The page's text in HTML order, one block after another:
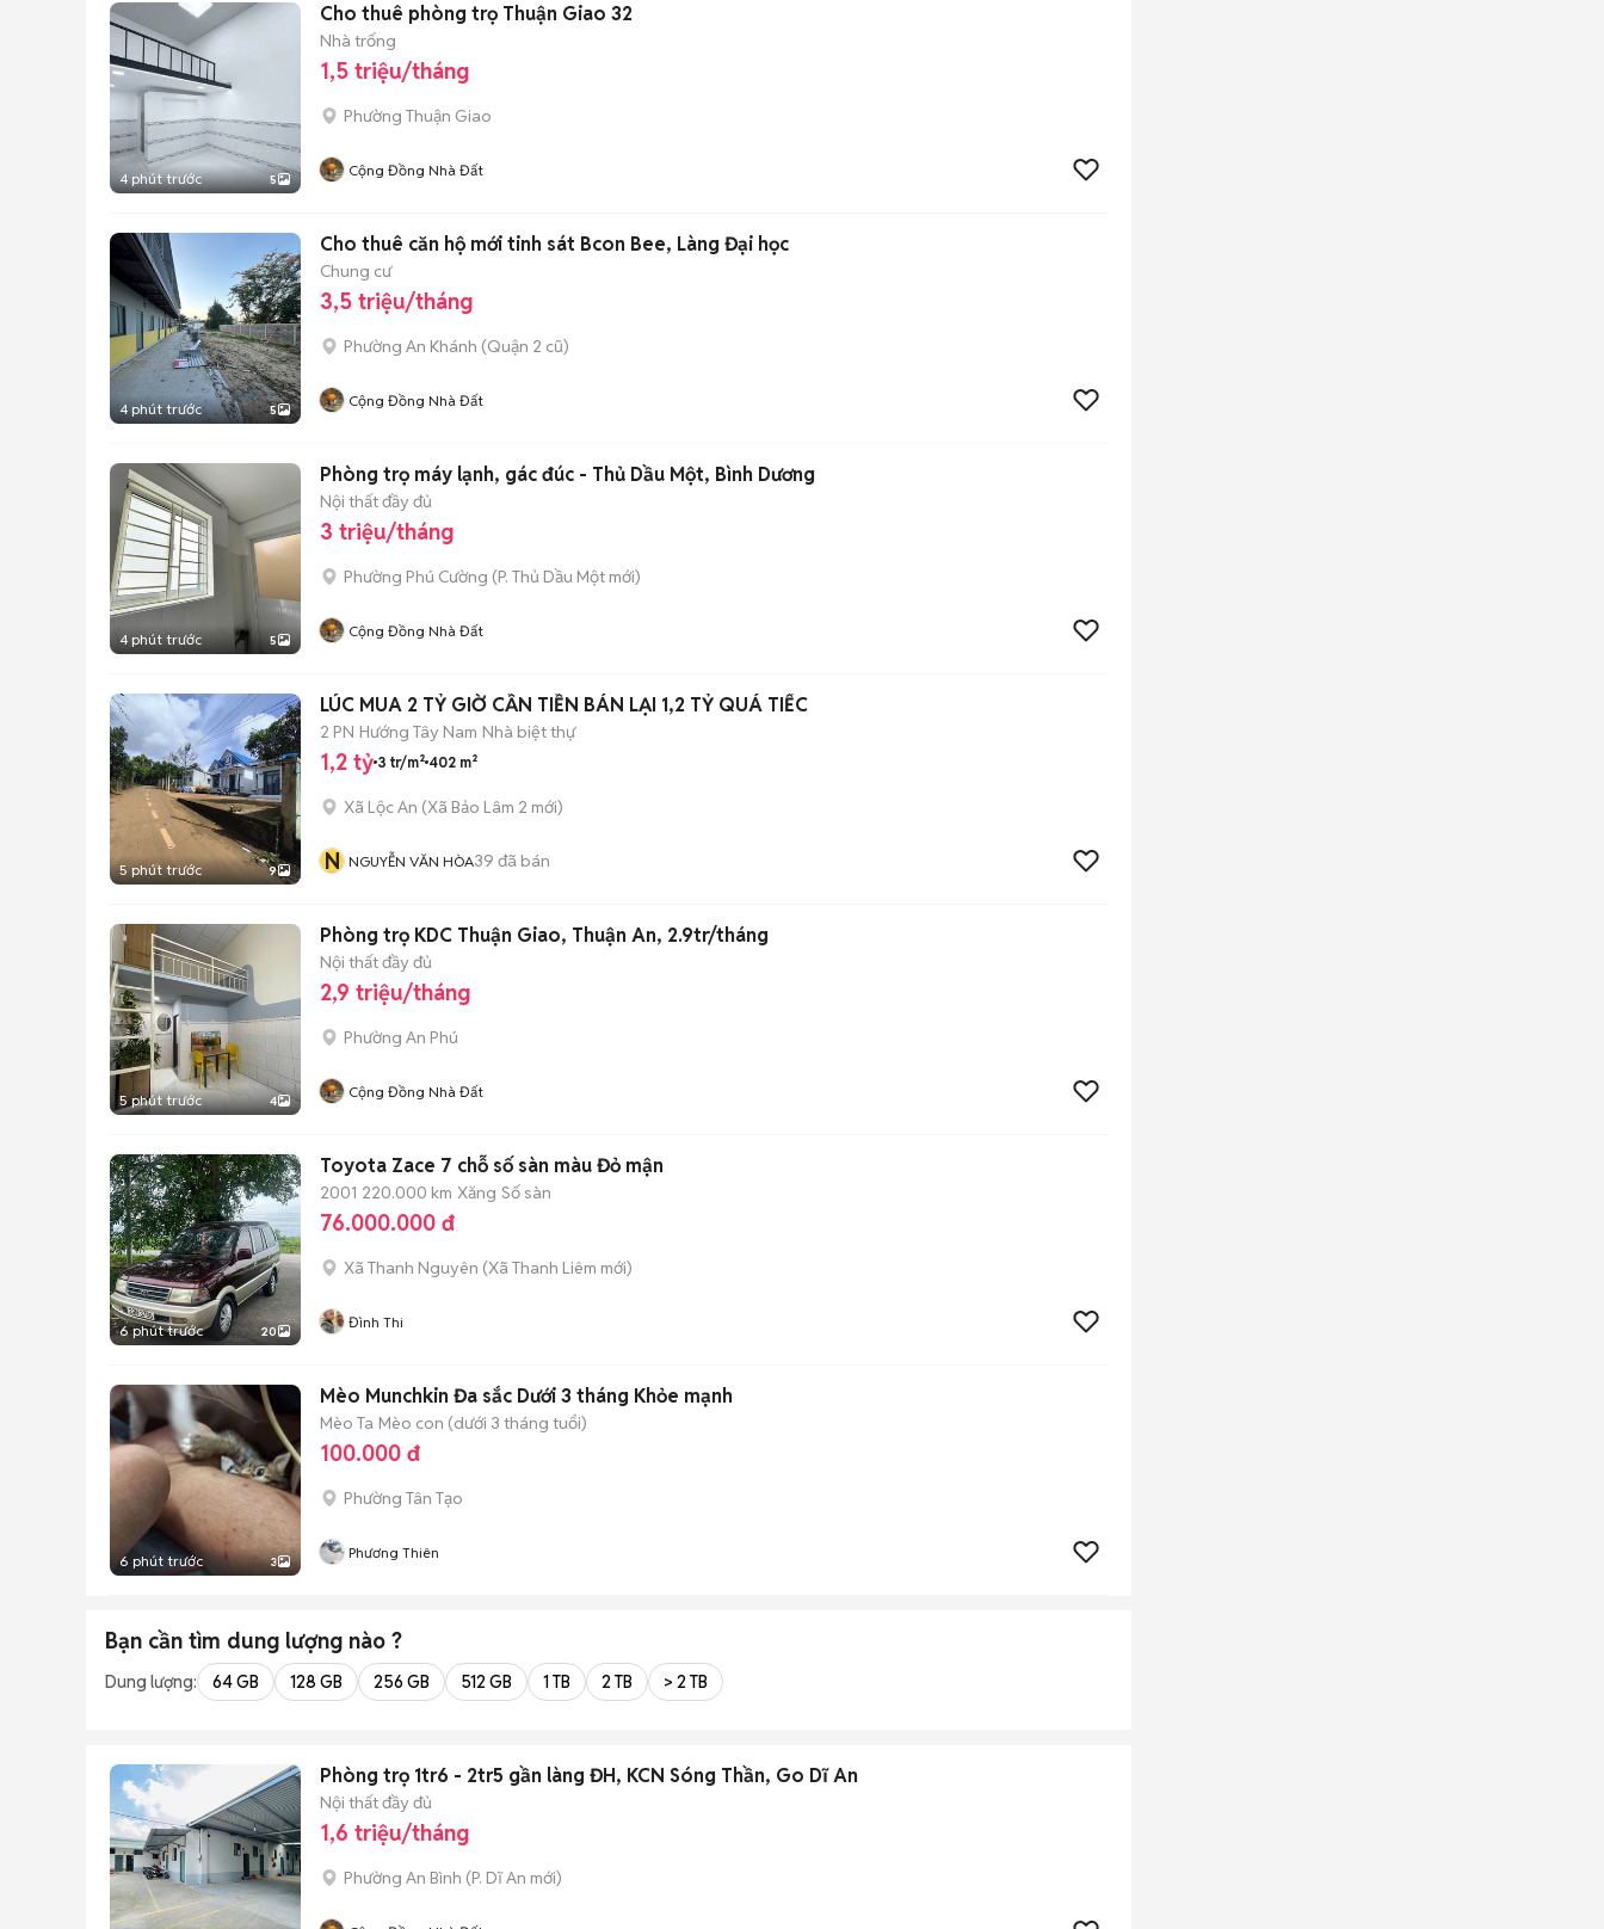
4 phút trước 5
Cho thuê phòng trọ Thuận Giao 32
Nhà trống
1,5 triệu/tháng
Phường Thuận Giao
Cộng Đồng Nhà Đất
4 phút trước 5
Cho thuê căn hộ mới tinh sát Bcon Bee, Làng Đại học
Chung cư
3,5 triệu/tháng
Phường An Khánh (Quận 2 cũ)
Cộng Đồng Nhà Đất
4 phút trước 5
Phòng trọ máy lạnh, gác đúc - Thủ Dầu Một, Bình Dương
Nội thất đầy đủ
3 triệu/tháng
Phường Phú Cường (P. Thủ Dầu Một mới)
Cộng Đồng Nhà Đất
5 phút trước 9
LÚC MUA 2 TỶ GIỜ CẦN TIỀN BÁN LẠI 1,2 TỶ QUÁ TIẾC
2 PN Hướng Tây Nam Nhà biệt thự
1,2 tỷ 3 tr/m² 402 m²
Xã Lộc An (Xã Bảo Lâm 2 mới)
N NGUYỄN VĂN HÒA39 đã bán
5 phút trước 4
Phòng trọ KDC Thuận Giao, Thuận An, 2.9tr/tháng
Nội thất đầy đủ
2,9 triệu/tháng
Phường An Phú
Cộng Đồng Nhà Đất
6 phút trước 20
Toyota Zace 7 chỗ số sàn màu Đỏ mận
2001 220.000 km Xăng Số sàn
76.000.000 đ
Xã Thanh Nguyên (Xã Thanh Liêm mới)
Đình Thi
6 phút trước 3
Mèo Munchkin Đa sắc Dưới 3 tháng Khỏe mạnh
Mèo Ta Mèo con (dưới 3 tháng tuổi)
100.000 đ
Phường Tân Tạo
Phương Thiên
Bạn cần tìm dung lượng nào ?
Dung lượng: 64 GB 128 GB 256 GB 512 GB 1 TB 2 TB > 2 TB
Phòng trọ 1tr6 - 2tr5 gần làng ĐH, KCN Sóng Thần, Go Dĩ An
Nội thất đầy đủ
1,6 triệu/tháng
Phường An Bình (P. Dĩ An mới)